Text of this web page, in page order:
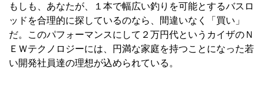
もしも、あなたが、１本で幅広い釣りを可能とするバスロ
ッドを合理的に探しているのなら、間違いなく「買い」
だ。このパフォーマンスにして２万円代というカイザのＮ
ＥＷテクノロジーには、円満な家庭を持つことになった若
い開発社員達の理想が込められている。